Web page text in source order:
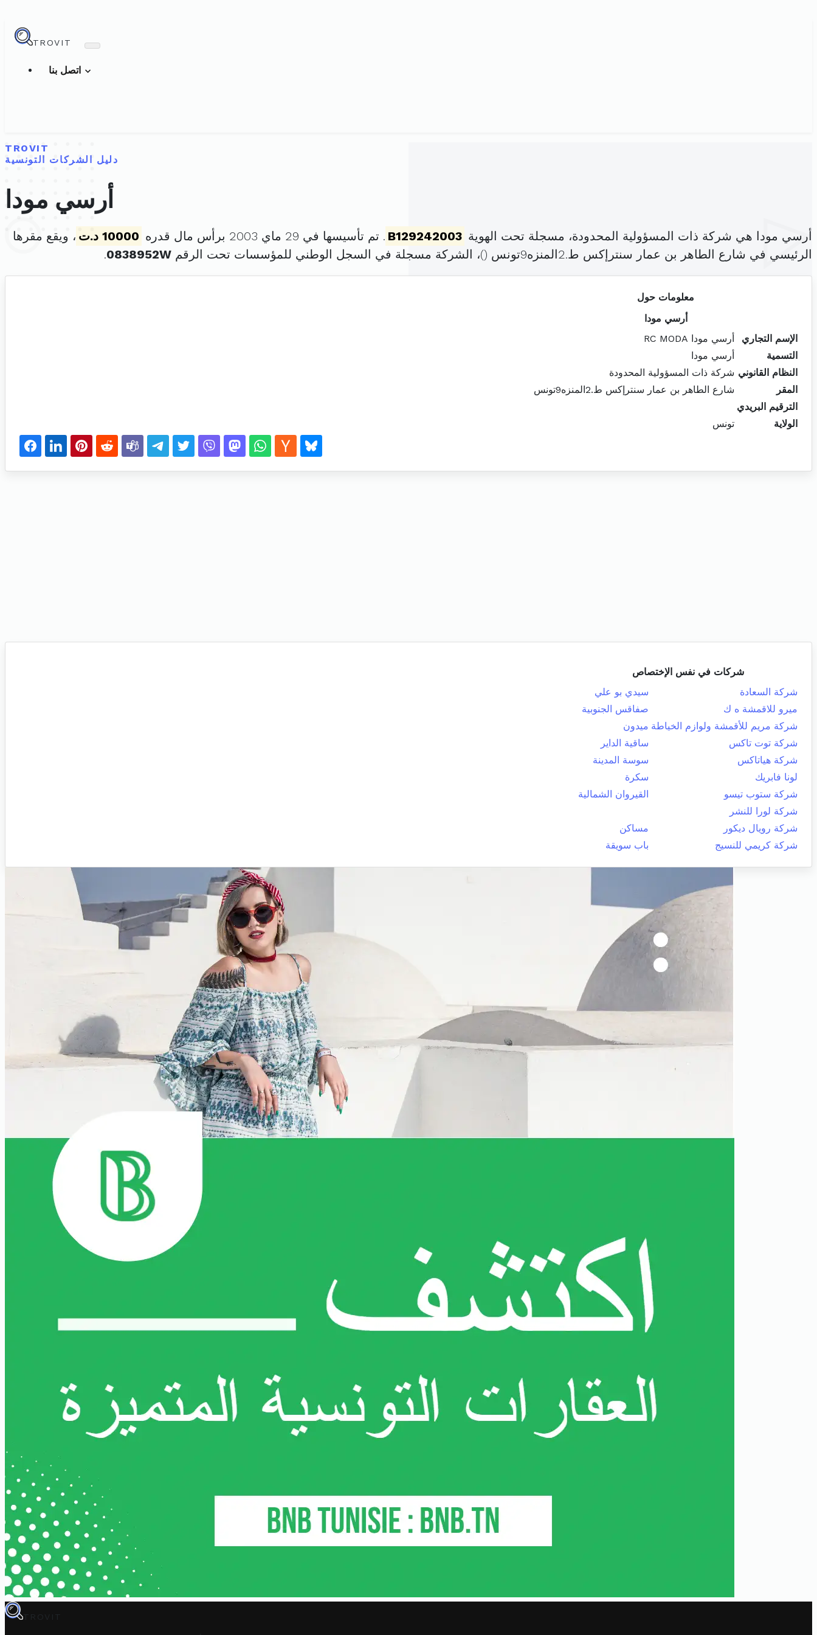
TROVIT
TROVIT
دليل الشركات التونسية
أرسي مودا
أرسي مودا هي شركة ذات المسؤولية المحدودة، مسجلة تحت الهوية B129242003 . تم تأسيسها في 29 ماي 2003 برأس مال قدره 10000 د.ت
، ويقع مقرها
الرئيسي في شارع الطاهر بن عمار سنترإكس ط.2المنزه9تونس (
)، الشركة مسجلة في السجل الوطني للمؤسسات تحت الرقم 0838952W
.
معلومات حول
أرسي مودا
الإسم التجاري
أرسي مودا RC MODA
التسمية
أرسي مودا
النظام القانوني شركة ذات المسؤولية المحدودة
المقر
شارع الطاهر بن عمار سنترإكس ط.2المنزه9تونس
الترقيم البريدي
الولاية
تونس
شركات في نفس الإختصاص
شركة السعادة
سيدي بو علي
ميرو للاقمشة ه ك
صفاقس الجنوبية
شركة مريم للأقمشة ولوازم الخياطة ميدون
شركة توت تاكس
ساقية الداير
شركة هياتاكس
سوسة المدينة
لونا فابريك
سكرة
شركة ستوب تيسو
القيروان الشمالية
شركة لورا للنشر
شركة رويال ديكور
مساكن
شركة كريمي للنسيج
باب سويقة
TROVIT